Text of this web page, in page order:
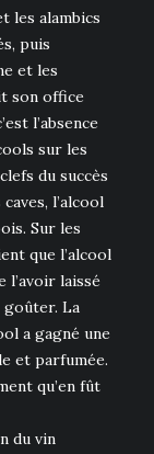
les alambics
puis
et les
son office
l’absence
sur les
du succès
l’alcool
Sur les
que l’alcool
laissé
La
a gagné une
et parfumée.
qu’en fût
du vin